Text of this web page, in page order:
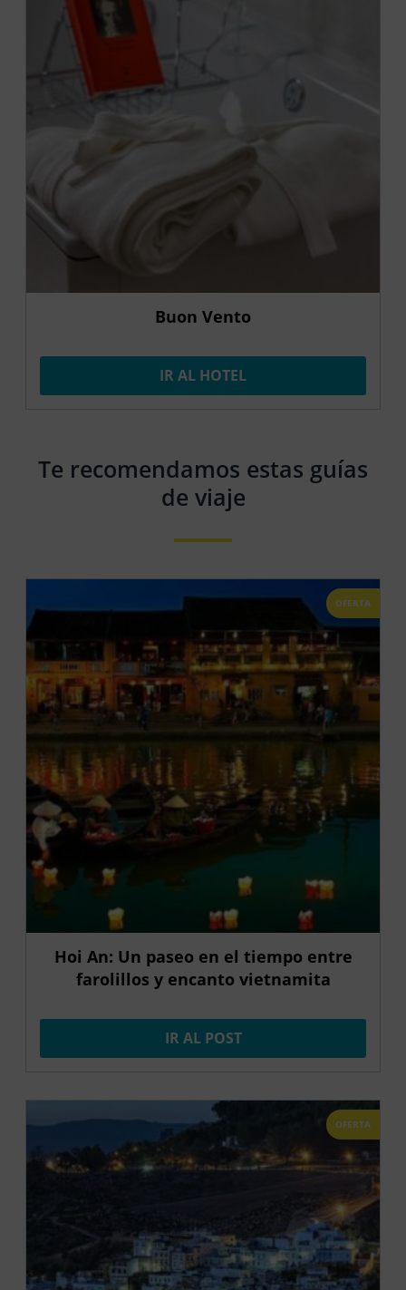
Buon Vento
IR AL HOTEL
Te recomendamos estas guías
de viaje
OFERTA
Hoi An: Un paseo en el tiempo entre
farolillos y encanto vietnamita
IR AL POST
OFERTA